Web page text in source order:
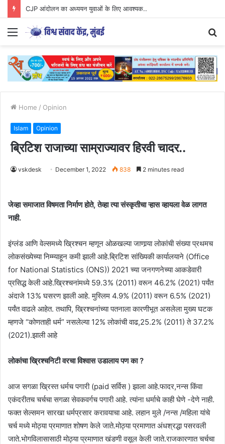
CJP आंदोलन का अध्ययन युवाओं के लिए आवश्यक..
Menu
Home / Opinion
Islam Opinion
ब्रिटिश राजाच्या साम्राज्यावर हिरवी चादर..
vskdesk December 1, 2022 838 2 minutes read
जेव्हा समाजात विषमता निर्माण होते, तेव्हा त्या संस्कृतीचा ऱ्हास व्हायला वेळ लागत
नाही.
इंग्लंड आणि वेल्समध्ये ख्रिश्चन म्हणून ओळखल्या जाणार्‍या लोकांची संख्या प्रथमच
लोकसंख्येच्या निम्म्याहून कमी झाली आहे.ब्रिटिश सांख्यिकी कार्यालयाने (Office
for National Statistics (ONS)) 2021 च्या जनगणनेच्या आकडेवारी
प्रसिद्ध केली आहे.ख्रिश्चनांमध्ये 59.3% (2011) वरून 46.2% (2021) पर्यंत
अंदाजे 13% घसरण झाली आहे. मुस्लिम 4.9% (2011) वरून 6.5% (2021)
पर्यंत वाढले आहेत. तथापि, ख्रिश्चनांच्या पतनाला कारणीभूत असलेला मुख्य घटक
म्हणजे “कोणताही धर्म” नसलेल्या 12% लोकांची वाढ,25.2% (2011) ते 37.2%
(2021).झाली आहे
लोकांचा ख्रिश्चनिटी वरचा विश्वास उडालाय पण का ?
आज सगळा ख्रिस्त धर्मच पगारी (paid सर्विस ) झाला आहे.फादर,नन्स किंवा
एकंदरीतच चर्चचा सगळा सेवकवर्गच पगारी आहे. त्यांना धर्माचे काही घेणे -देणे नाही.
फक्त सेल्समन सारखा धर्मप्रसार करावयाचा आहे. लहान मुले /नन्स /महिला यांचे
चर्च मध्ये मोठ्या प्रमाणात शोषण केले जाते.मोठ्या प्रमाणात अंधश्रद्धा पसरवली
जाते.भोगविलासासाठी मोठ्या प्रमाणात खंडणी वसूल केली जाते.राजकारणात चर्चचा